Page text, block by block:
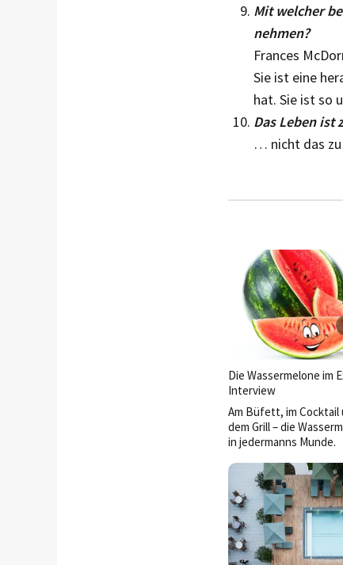
Mit welcher
nehmen?
Frances
Sie ist eine
hat. Sie ist so
Das Leben
… nicht das zu
Die Wassermelone im
Interview
Am Büfett, im Cocktail
dem Grill – die
in jedermanns Munde.
Aufstieg zur
Sommerfrucht der